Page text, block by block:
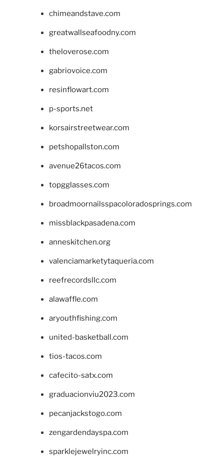
chimeandstave.com
greatwallseafoodny.com
theloverose.com
gabriovoice.com
resinflowart.com
p-sports.net
korsairstreetwear.com
petshopallston.com
avenue26tacos.com
topgglasses.com
broadmoornailsspacoloradosprings.com
missblackpasadena.com
anneskitchen.org
valenciamarketytaqueria.com
reefrecordsllc.com
alawaffle.com
aryouthfishing.com
united-basketball.com
tios-tacos.com
cafecito-satx.com
graduacionviu2023.com
pecanjackstogo.com
zengardendayspa.com
sparklejewelryinc.com